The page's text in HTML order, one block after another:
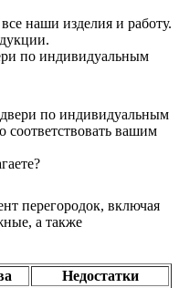
наши изделия и работу.
по индивидуальным
по индивидуальным
соответствовать вашим
перегородок, включая
а также
Недостатки